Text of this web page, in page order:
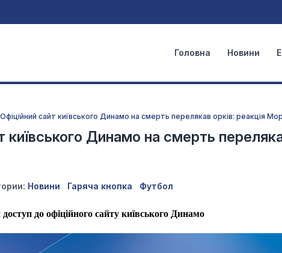
Головна Новини
Офіційний сайт київського Динамо на смерть перелякав орків: реакція
київського Динамо на смерть
Новини Гаряча кнопка Футбол
до офіційного сайту київського Динамо